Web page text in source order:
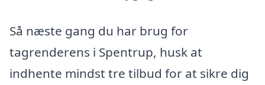
Så næste gang du har brug for
tagrenderens i Spentrup, husk at
indhente mindst tre tilbud for at sikre dig